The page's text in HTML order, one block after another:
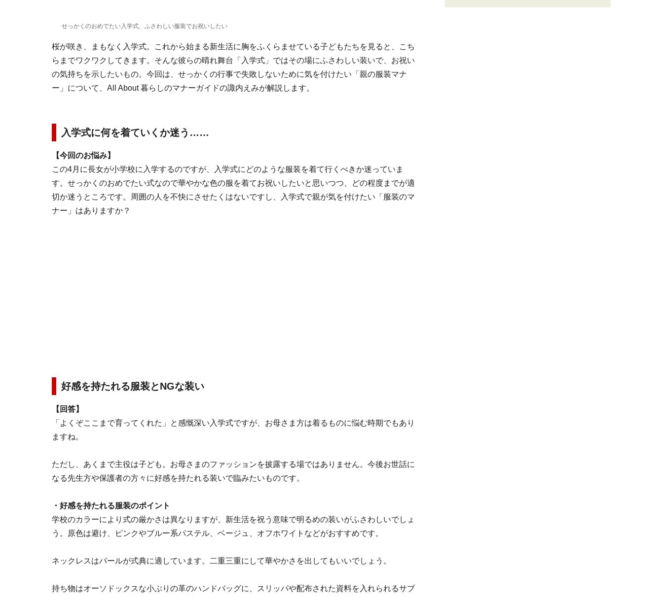
せっかくのおめでたい入学式、ふさわしい服装でお祝いしたい
桜が咲き、まもなく入学式。これから始まる新生活に胸をふくらませている子どもたちを見ると、こち
らまでワクワクしてきます。そんな彼らの晴れ舞台「入学式」ではその場にふさわしい装いで、お祝い
の気持ちを示したいもの。今回は、せっかくの行事で失敗しないために気を付けたい「親の服装マナ
ー」について、All About 暮らしのマナーガイドの諏内えみが解説します。
入学式に何を着ていくか迷う……
【今回のお悩み】
この4月に長女が小学校に入学するのですが、入学式にどのような服装を着て行くべきか迷っていま
す。せっかくのおめでたい式なので華やかな色の服を着てお祝いしたいと思いつつ、どの程度までが適
切か迷うところです。周囲の人を不快にさせたくはないですし、入学式で親が気を付けたい「服装のマ
ナー」はありますか？
好感を持たれる服装とNGな装い
【回答】
「よくぞここまで育ってくれた」と感慨深い入学式ですが、お母さま方は着るものに悩む時期でもあり
ますね。
ただし、あくまで主役は子ども。お母さまのファッションを披露する場ではありません。今後お世話に
なる先生方や保護者の方々に好感を持たれる装いで臨みたいものです。
・好感を持たれる服装のポイント
学校のカラーにより式の厳かさは異なりますが、新生活を祝う意味で明るめの装いがふさわしいでしょ
う。原色は避け、ピンクやブルー系パステル、ベージュ、オフホワイトなどがおすすめです。
ネックレスはパールが式典に適しています。二重三重にして華やかさを出してもいいでしょう。
持ち物はオーソドックスな小ぶりの革のハンドバッグに、スリッパや配布された資料を入れられるサブ